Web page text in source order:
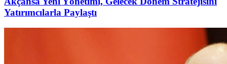
Yatırımcılarla Paylaştı